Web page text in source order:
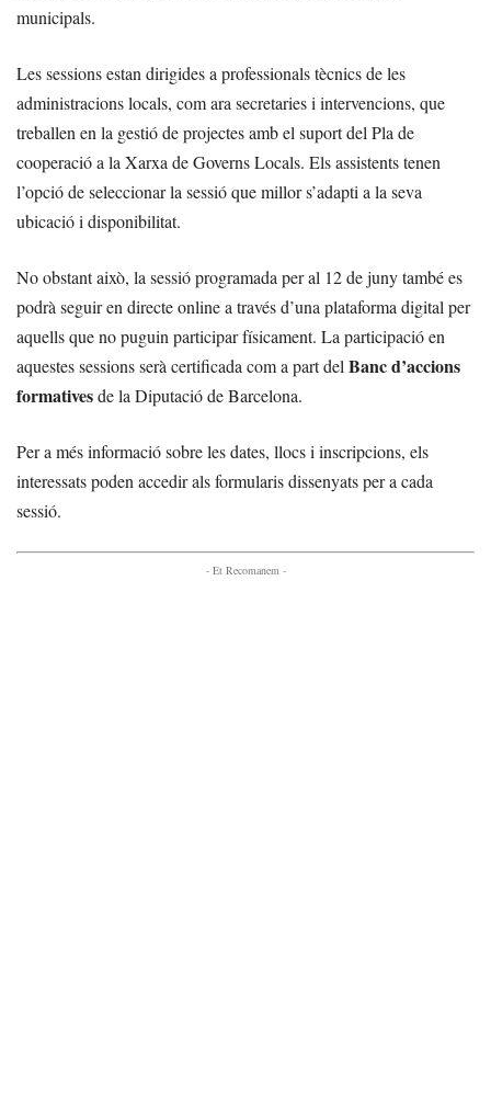
municipals.
Les sessions estan dirigides a professionals tècnics de les
administracions locals, com ara secretaries i intervencions, que
treballen en la gestió de projectes amb el suport del Pla de
cooperació a la Xarxa de Governs Locals. Els assistents tenen
l’opció de seleccionar la sessió que millor s’adapti a la seva
ubicació i disponibilitat.
No obstant això, la sessió programada per al 12 de juny també es
podrà seguir en directe online a través d’una plataforma digital per
aquells que no puguin participar físicament. La participació en
aquestes sessions serà certificada com a part del Banc d’accions
formativesde la Diputació de Barcelona.
Per a més informació sobre les dates, llocs i inscripcions, els
interessats poden accedir als formularis dissenyats per a cada
sessió.
- Et Recomanem -